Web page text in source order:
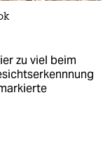
zu viel beim